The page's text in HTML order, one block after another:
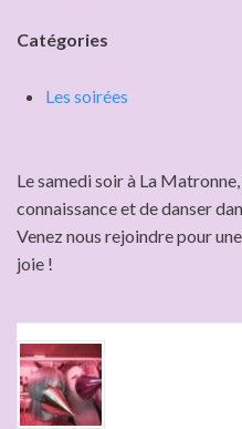
Catégories
Les soirées
Le samedi soir à La
connaissance et de danser
Venez nous rejoindre pour
joie !